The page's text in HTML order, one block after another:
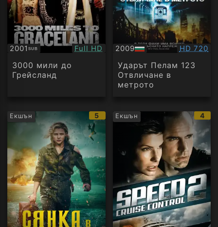
2001SUB
Субтитри Качество:
Full HD
3000 мили до
Грейсланд
2009
БГ
аудио
HD 720
Ударът Пелам 123
Отвличане в
метрото
Екшън
IMDb
рейтинг:
5 Екшън 4